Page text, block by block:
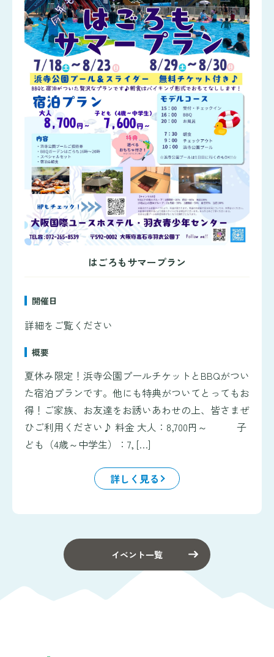
はごろもサマープラン
開催日
詳細をご覧ください
概要
夏休み限定！浜寺公園プールチケットとBBQがつい
た宿泊プランです。他にも特典がついてとってもお
得！ご家族、お友達をお誘いあわせの上、皆さまぜ
ひご利用ください♪ 料金 大人：8,700円～ 子
ども（4歳～中学生）：7, […]
詳しく見る
イベント一覧